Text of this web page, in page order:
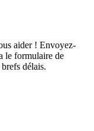
aider ! Envoyez-
le formulaire de
délais.